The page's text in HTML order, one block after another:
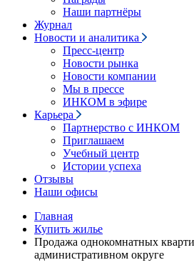
Наши партнёры
Журнал
Новости и аналитика
Пресс-центр
Новости рынка
Новости компании
Мы в прессе
ИНКОМ в эфире
Карьера
Партнерство с ИНКОМ
Приглашаем
Учебный центр
Истории успеха
Отзывы
Наши офисы
Главная
Купить жилье
Продажа однокомнатных
административном округе